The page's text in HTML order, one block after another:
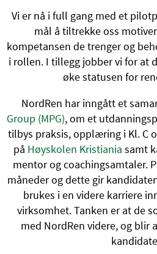
Vi er nå i full gang med et
mål å tiltrekke oss
kompetansen de trenger og
i rollen. I tillegg jobber vi for at
øke statusen for
NordRen har inngått et
Group (MPG), om et
tilbys praksis, opplæring i Kl. C
på Høyskolen Kristiania samt
mentor og coachingsamtaler.
måneder og dette gir
brukes i en videre karriere
virksomhet. Tanken er at de
med NordRen videre, og blir